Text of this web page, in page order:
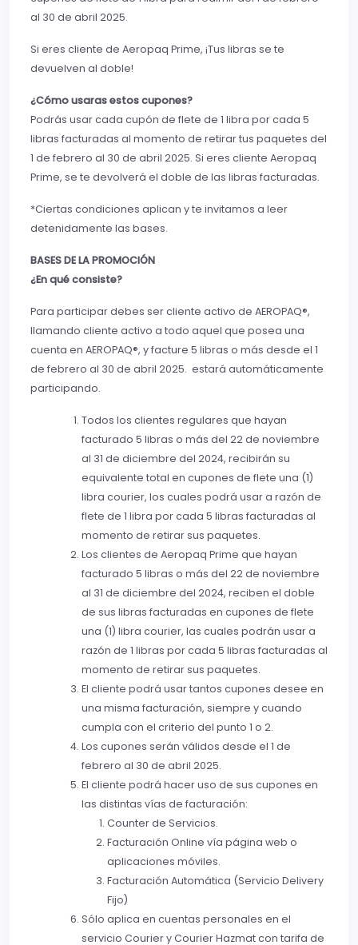
al 30 de abril 2025.
Si eres cliente de Aeropaq Prime, ¡Tus libras se te
devuelven al doble!
¿Cómo usaras estos cupones?
Podrás usar cada cupón de flete de 1 libra por cada 5
libras facturadas al momento de retirar tus paquetes del
1 de febrero al 30 de abril 2025. Si eres cliente Aeropaq
Prime, se te devolverá el doble de las libras facturadas.
*Ciertas condiciones aplican y te invitamos a leer
detenidamente las bases.
BASES DE LA PROMOCIÓN
¿En qué consiste?
Para participar debes ser cliente activo de AEROPAQ®,
llamando cliente activo a todo aquel que posea una
cuenta en AEROPAQ®, y facture 5 libras o más desde el 1
de febrero al 30 de abril 2025. estará automáticamente
participando.
Todos los clientes regulares que hayan
facturado 5 libras o más del 22 de noviembre
al 31 de diciembre del 2024, recibirán su
equivalente total en cupones de flete una (1)
libra courier, los cuales podrá usar a razón de
flete de 1 libra por cada 5 libras facturadas al
momento de retirar sus paquetes.
Los clientes de Aeropaq Prime que hayan
facturado 5 libras o más del 22 de noviembre
al 31 de diciembre del 2024, reciben el doble
de sus libras facturadas en cupones de flete
una (1) libra courier, las cuales podrán usar a
razón de 1 libras por cada 5 libras facturadas al
momento de retirar sus paquetes.
El cliente podrá usar tantos cupones desee en
una misma facturación, siempre y cuando
cumpla con el criterio del punto 1 o 2.
Los cupones serán válidos desde el 1 de
febrero al 30 de abril 2025.
El cliente podrá hacer uso de sus cupones en
las distintas vías de facturación:
Counter de Servicios.
Facturación Online vía página web o
aplicaciones móviles.
Facturación Automática (Servicio Delivery
Fijo)
Sólo aplica en cuentas personales en el
servicio Courier y Courier Hazmat con tarifa de